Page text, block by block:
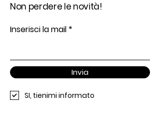
Non perdere le novità!
Inserisci la mail
Invia
SI, tienimi informato